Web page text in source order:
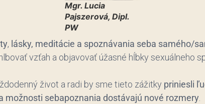
Mgr. Lucia
Pajszerová, Dipl.
PW
, lásky, meditácie a spoznávania seba samého/
vzťah a objavovať úžasné hĺbky sexuálneho
život a radi by sme tieto zážitky priniesli
možnosti sebapoznania dostávajú nové rozmery